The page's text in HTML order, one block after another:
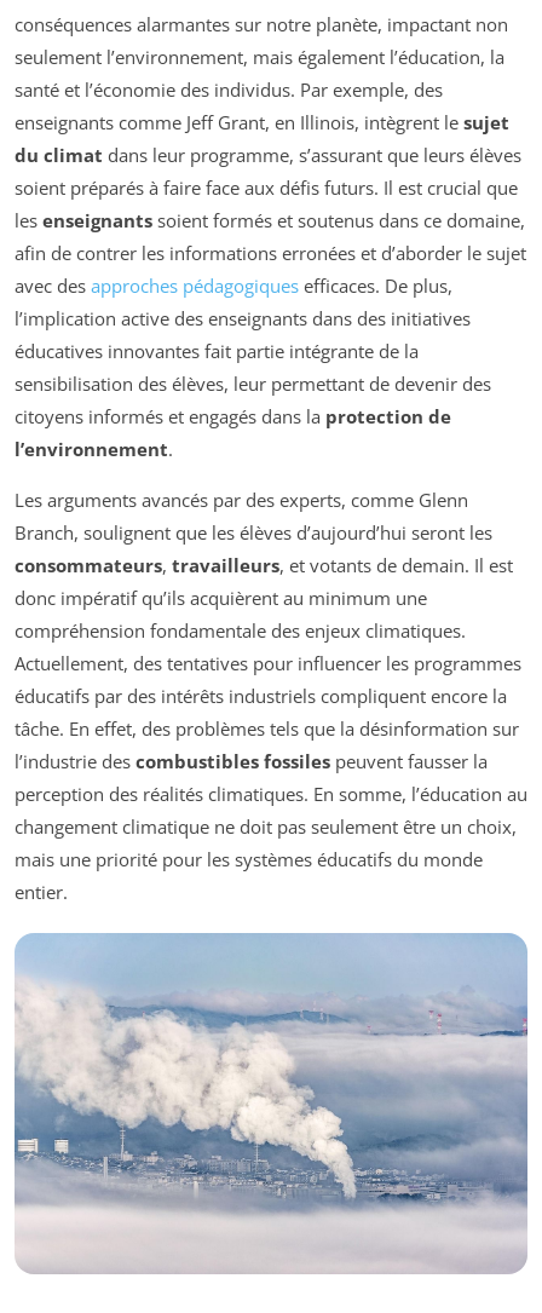
conséquences alarmantes sur notre planète, impactant non
seulement l’environnement, mais également l’éducation, la
santé et l’économie des individus. Par exemple, des
enseignants comme Jeff Grant, en Illinois, intègrent le sujet
du climat dans leur programme, s’assurant que leurs élèves
soient préparés à faire face aux défis futurs. Il est crucial que
les enseignants soient formés et soutenus dans ce domaine,
afin de contrer les informations erronées et d’aborder le sujet
avec des approches pédagogiques efficaces. De plus,
l’implication active des enseignants dans des initiatives
éducatives innovantes fait partie intégrante de la
sensibilisation des élèves, leur permettant de devenir des
citoyens informés et engagés dans la protection de
l’environnement.
Les arguments avancés par des experts, comme Glenn
Branch, soulignent que les élèves d’aujourd’hui seront les
consommateurs, travailleurs, et votants de demain. Il est
donc impératif qu’ils acquièrent au minimum une
compréhension fondamentale des enjeux climatiques.
Actuellement, des tentatives pour influencer les programmes
éducatifs par des intérêts industriels compliquent encore la
tâche. En effet, des problèmes tels que la désinformation sur
l’industrie des combustibles fossiles peuvent fausser la
perception des réalités climatiques. En somme, l’éducation au
changement climatique ne doit pas seulement être un choix,
mais une priorité pour les systèmes éducatifs du monde
entier.